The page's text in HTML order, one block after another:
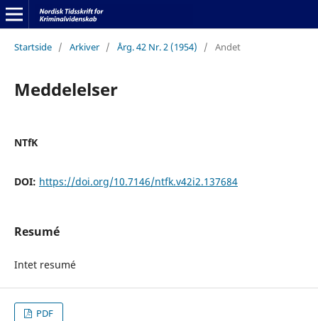
Startside / Arkiver / Årg. 42 Nr. 2 (1954) / Andet
Meddelelser
NTfK
DOI: https://doi.org/10.7146/ntfk.v42i2.137684
Resumé
Intet resumé
PDF